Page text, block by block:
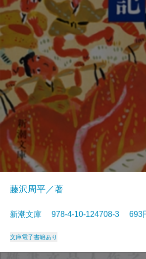
藤沢周平／著
新潮文庫 978-4-10-124708-3
文庫電子書籍あり